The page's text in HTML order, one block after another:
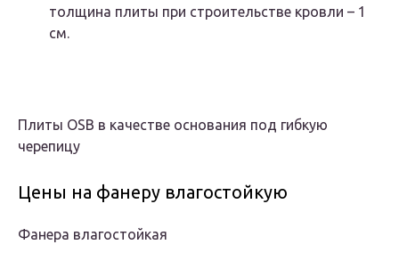
толщина плиты при строительстве кровли – 1
см.
Плиты OSB в качестве основания под гибкую
черепицу
Цены на фанеру влагостойкую
Фанера влагостойкая